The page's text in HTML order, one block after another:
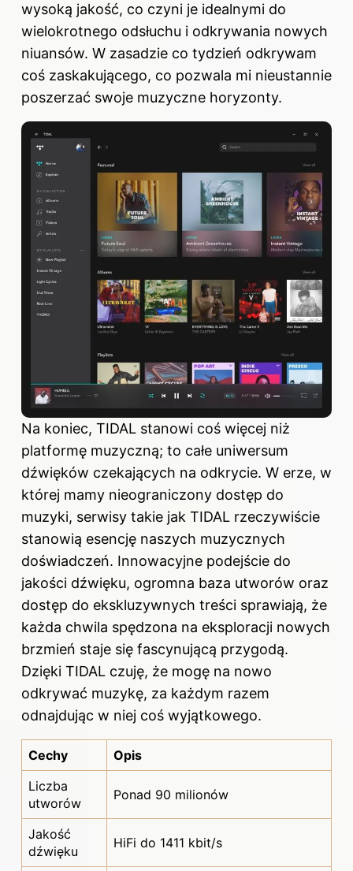
wysoką jakość, co czyni je idealnymi do
wielokrotnego odsłuchu i odkrywania nowych
niuansów. W zasadzie co tydzień odkrywam
coś zaskakującego, co pozwala mi nieustannie
poszerzać swoje muzyczne horyzonty.
Na koniec, TIDAL stanowi coś więcej niż
platformę muzyczną; to całe uniwersum
dźwięków czekających na odkrycie. W erze, w
której mamy nieograniczony dostęp do
muzyki, serwisy takie jak TIDAL rzeczywiście
stanowią esencję naszych muzycznych
doświadczeń. Innowacyjne podejście do
jakości dźwięku, ogromna baza utworów oraz
dostęp do ekskluzywnych treści sprawiają, że
każda chwila spędzona na eksploracji nowych
brzmień staje się fascynującą przygodą.
Dzięki TIDAL czuję, że mogę na nowo
odkrywać muzykę, za każdym razem
odnajdując w niej coś wyjątkowego.
Cechy
Opis
Liczba
utworów
Ponad 90 milionów
Jakość
dźwięku
HiFi do 1411 kbit/s